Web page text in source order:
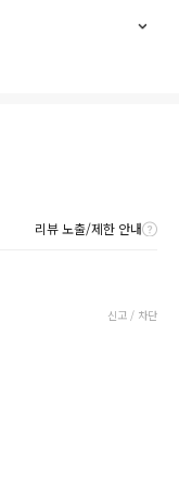
리뷰 노출/제한 안내
신고 / 차단